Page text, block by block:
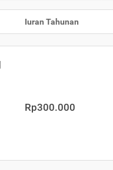
Iuran Tahunan
Rp300.000